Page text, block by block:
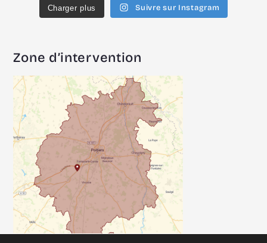
Charger plus Suivre sur Instagram
Zone d’intervention